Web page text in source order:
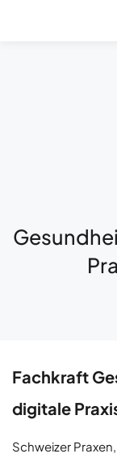
Fachkraft
digitale
Schweizer